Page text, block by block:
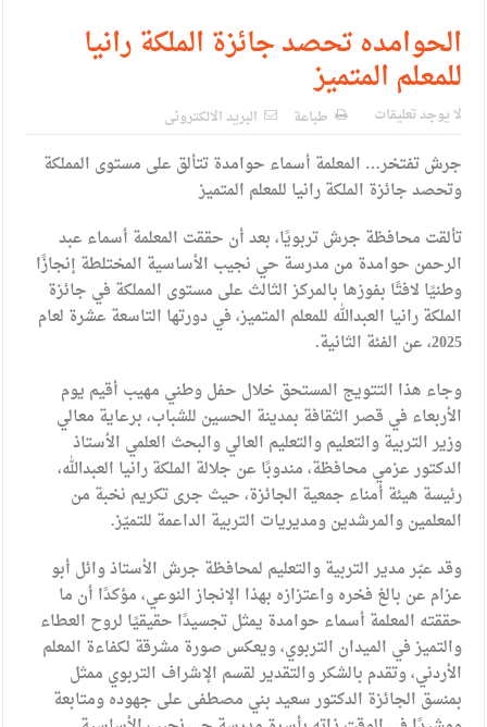
الإسلامية والمسيحية
الأمن يتلف 16 مليون حبة كبتاجون و1480 كغم مواد مخدرة
القاضي يلتقي رؤساء تحرير الصحف اليومية ويؤكد حرص مجلس
النواب على شراكة فاعلة مع الإعلام
العلم
الملك يلتقي مجموعة من رفاق السلاح
الملك يتلقى اتصالا هاتفيا من العاهل البحريني
القاضي محمود أحمد فريحات.. مبارك ومزيدا من التوفيق
الحوامده تحصد جائزة الملكة رانيا
للمعلم المتميز
لا يوجد تعليقات طباعة البريد الالكترونى
جرش تفتخر… المعلمة أسماء حوامدة تتألق على مستوى المملكة
وتحصد جائزة الملكة رانيا للمعلم المتميز
تألقت محافظة جرش تربويًا، بعد أن حققت المعلمة أسماء عبد
الرحمن حوامدة من مدرسة حي نجيب الأساسية المختلطة إنجازًا
وطنيًا لافتًا بفوزها بالمركز الثالث على مستوى المملكة في جائزة
الملكة رانيا العبدالله للمعلم المتميز، في دورتها التاسعة عشرة لعام
2025، عن الفئة الثانية.
وجاء هذا التتويج المستحق خلال حفل وطني مهيب أقيم يوم
الأربعاء في قصر الثقافة بمدينة الحسين للشباب، برعاية معالي
وزير التربية والتعليم والتعليم العالي والبحث العلمي الأستاذ
الدكتور عزمي محافظة، مندوبًا عن جلالة الملكة رانيا العبدالله،
رئيسة هيئة أمناء جمعية الجائزة، حيث جرى تكريم نخبة من
المعلمين والمرشدين ومديريات التربية الداعمة للتميّز.
وقد عبّر مدير التربية والتعليم لمحافظة جرش الأستاذ وائل أبو
عزام عن بالغ فخره واعتزازه بهذا الإنجاز النوعي، مؤكدًا أن ما
حققته المعلمة أسماء حوامدة يمثل تجسيدًا حقيقيًا لروح العطاء
والتميز في الميدان التربوي، ويعكس صورة مشرقة لكفاءة المعلم
الأردني، وتقدم بالشكر والتقدير لقسم الإشراف التربوي ممثل
بمنسق الجائزة الدكتور سعيد بني مصطفى على جهوده ومتابعة